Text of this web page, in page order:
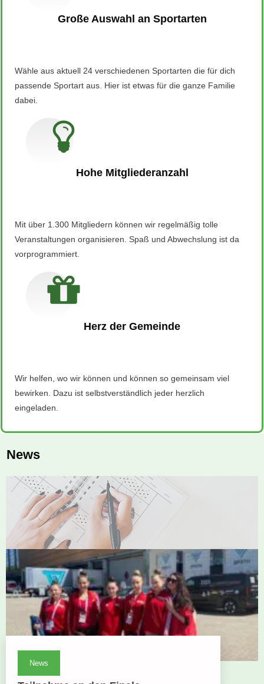
Große Auswahl an Sportarten
Wähle aus aktuell 24 verschiedenen Sportarten die für dich
passende Sportart aus. Hier ist etwas für die ganze Familie
dabei.
Hohe Mitgliederanzahl
Mit über 1.300 Mitgliedern können wir regelmäßig tolle
Veranstaltungen organisieren. Spaß und Abwechslung ist da
vorprogrammiert.
Herz der Gemeinde
Wir helfen, wo wir können und können so gemeinsam viel
bewirken. Dazu ist selbstverständlich jeder herzlich
eingeladen.
News
News